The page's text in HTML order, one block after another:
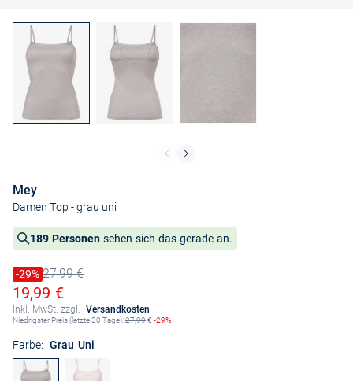
Mey
Damen Top - grau uni
189 Personen sehen sich das gerade an.
Preis reduziert um
-29%
Alter Preis27,99 €
Ermäßigter Preis
19,99 €
Inkl. MwSt. zzgl. Versandkosten
Niedrigster Preis (letzte 30 Tage):27,99€ -29%
Farbe: Grau Uni